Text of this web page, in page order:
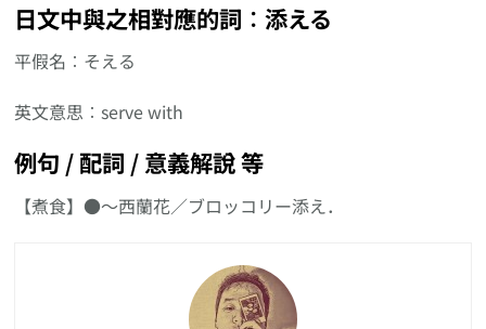
日文中與之相對應的詞︰添える
平假名︰そえる
英文意思︰serve with
例句 / 配詞 / 意義解說 等
【煮食】●〜西蘭花／ブロッコリー添え．